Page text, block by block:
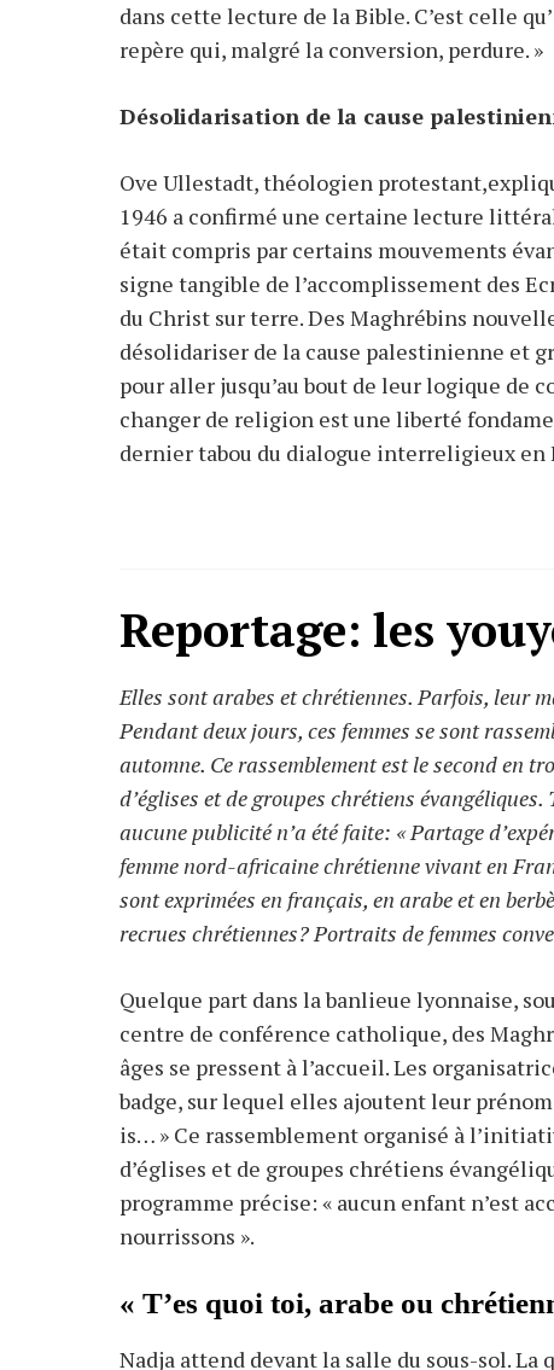
dans cette lecture de la Bible. C’est celle
repère qui, malgré la conversion, perdure. »
Désolidarisation de la cause
Ove Ullestadt, théologien
1946 a confirmé une certaine lecture
était compris par certains mouvements
signe tangible de l’accomplissement des
du Christ sur terre. Des Maghrébins
désolidariser de la cause palestinienne et
pour aller jusqu’au bout de leur logique de
changer de religion est une liberté
dernier tabou du dialogue interreligieux en
Reportage: les
Elles sont arabes et chrétiennes. Parfois, leur
Pendant deux jours, ces femmes se sont
automne. Ce rassemblement est le second en
d’églises et de groupes chrétiens
aucune publicité n’a été faite: « Partage
femme nord-africaine chrétienne vivant en
sont exprimées en français, en arabe et en
recrues chrétiennes? Portraits de femmes
Quelque part dans la banlieue lyonnaise,
centre de conférence catholique, des
âges se pressent à l’accueil. Les
badge, sur lequel elles ajoutent leur
is… » Ce rassemblement organisé à
d’églises et de groupes chrétiens
programme précise: « aucun enfant n’est
nourrissons ».
« T’es quoi toi, arabe ou
Nadja attend devant la salle du sous-sol.